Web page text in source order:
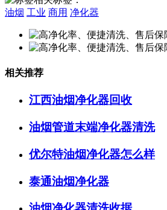
油烟 工业 商用 净化器
相关推荐
江西油烟净化器回收
油烟管道末端净化器清洗
优尔特油烟净化器怎么样
泰通油烟净化器